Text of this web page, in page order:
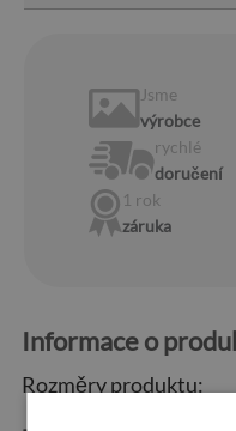
Jsme
výrobce
rychlé
doručení
1 rok
záruka
Informace o
Rozměry produktu: